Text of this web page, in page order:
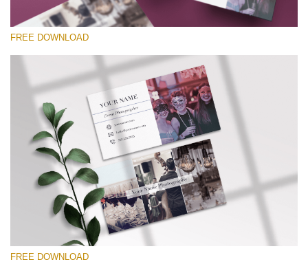
Prosím vyberte
Free Template #2
Wedding Photography Templates
Stažení zdarma
FREE DOWNLOAD
FREE DOWNLOAD